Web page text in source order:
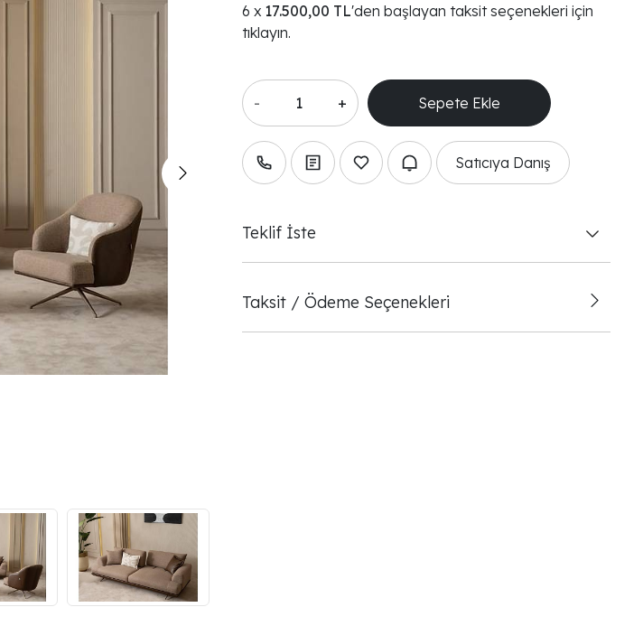
17.500,00 TL'den başlayan taksit seçenekleri için
tıklayın.
- +
Satıcıya Danış
Teklif İste
Taksit / Ödeme Seçenekleri